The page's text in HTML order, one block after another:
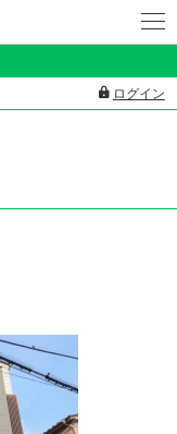
ログイン